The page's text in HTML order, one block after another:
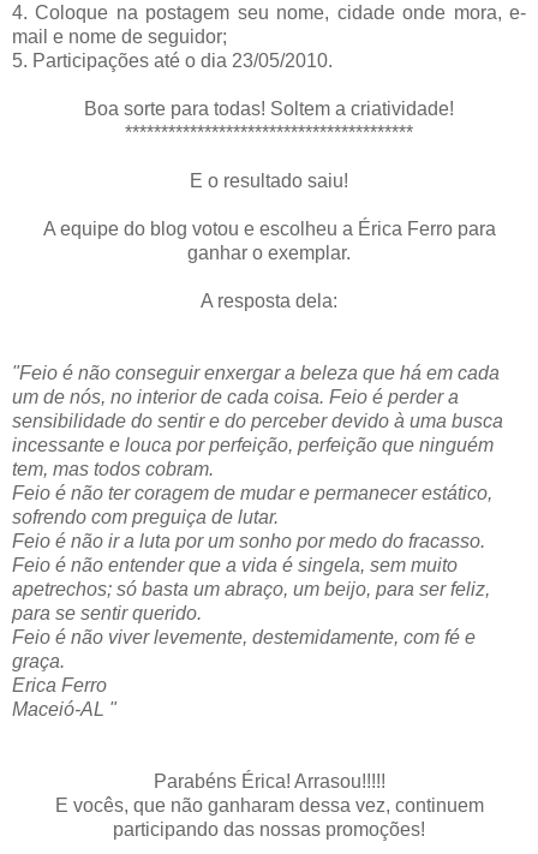
4. Coloque na postagem seu nome, cidade onde mora, e-
mail e nome de seguidor;
5. Participações até o dia 23/05/2010.
Boa sorte para todas! Soltem a criatividade!
****************************************
E o resultado saiu!
A equipe do blog votou e escolheu a Érica Ferro para
ganhar o exemplar.
A resposta dela:
"Feio é não conseguir enxergar a beleza que há em cada
um de nós, no interior de cada coisa. Feio é perder a
sensibilidade do sentir e do perceber devido à uma busca
incessante e louca por perfeição, perfeição que ninguém
tem, mas todos cobram.
Feio é não ter coragem de mudar e permanecer estático,
sofrendo com preguiça de lutar.
Feio é não ir a luta por um sonho por medo do fracasso.
Feio é não entender que a vida é singela, sem muito
apetrechos; só basta um abraço, um beijo, para ser feliz,
para se sentir querido.
Feio é não viver levemente, destemidamente, com fé e
graça.
Erica Ferro
Maceió-AL "
Parabéns Érica! Arrasou!!!!!
E vocês, que não ganharam dessa vez, continuem
participando das nossas promoções!